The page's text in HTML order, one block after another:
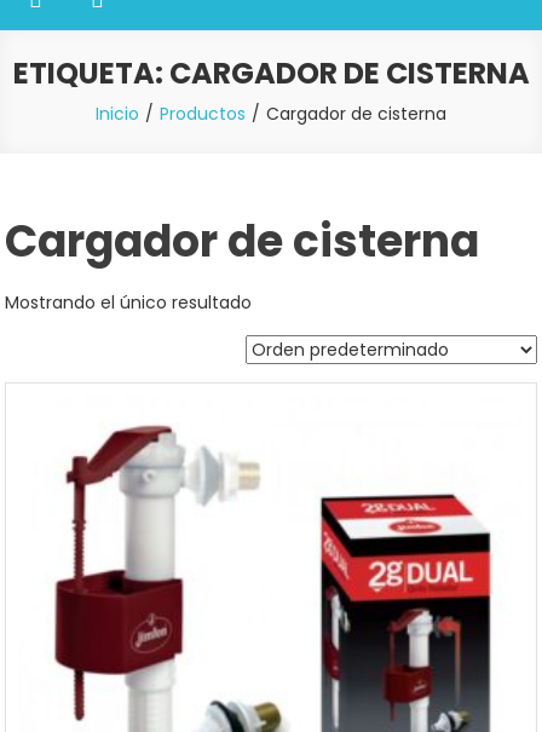
ETIQUETA: CARGADOR DE CISTERNA
Inicio Productos Cargador de cisterna
Cargador de cisterna
Mostrando el único resultado